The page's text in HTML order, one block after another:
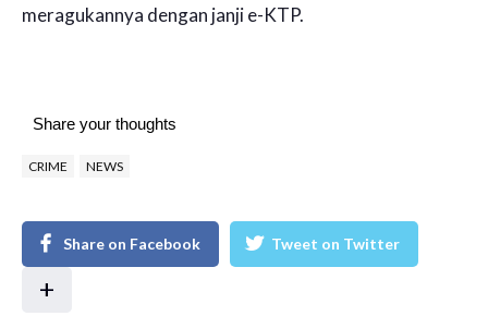
meragukannya dengan janji e-KTP.
Share your thoughts
CRIME NEWS
Share on Facebook Tweet on Twitter
+